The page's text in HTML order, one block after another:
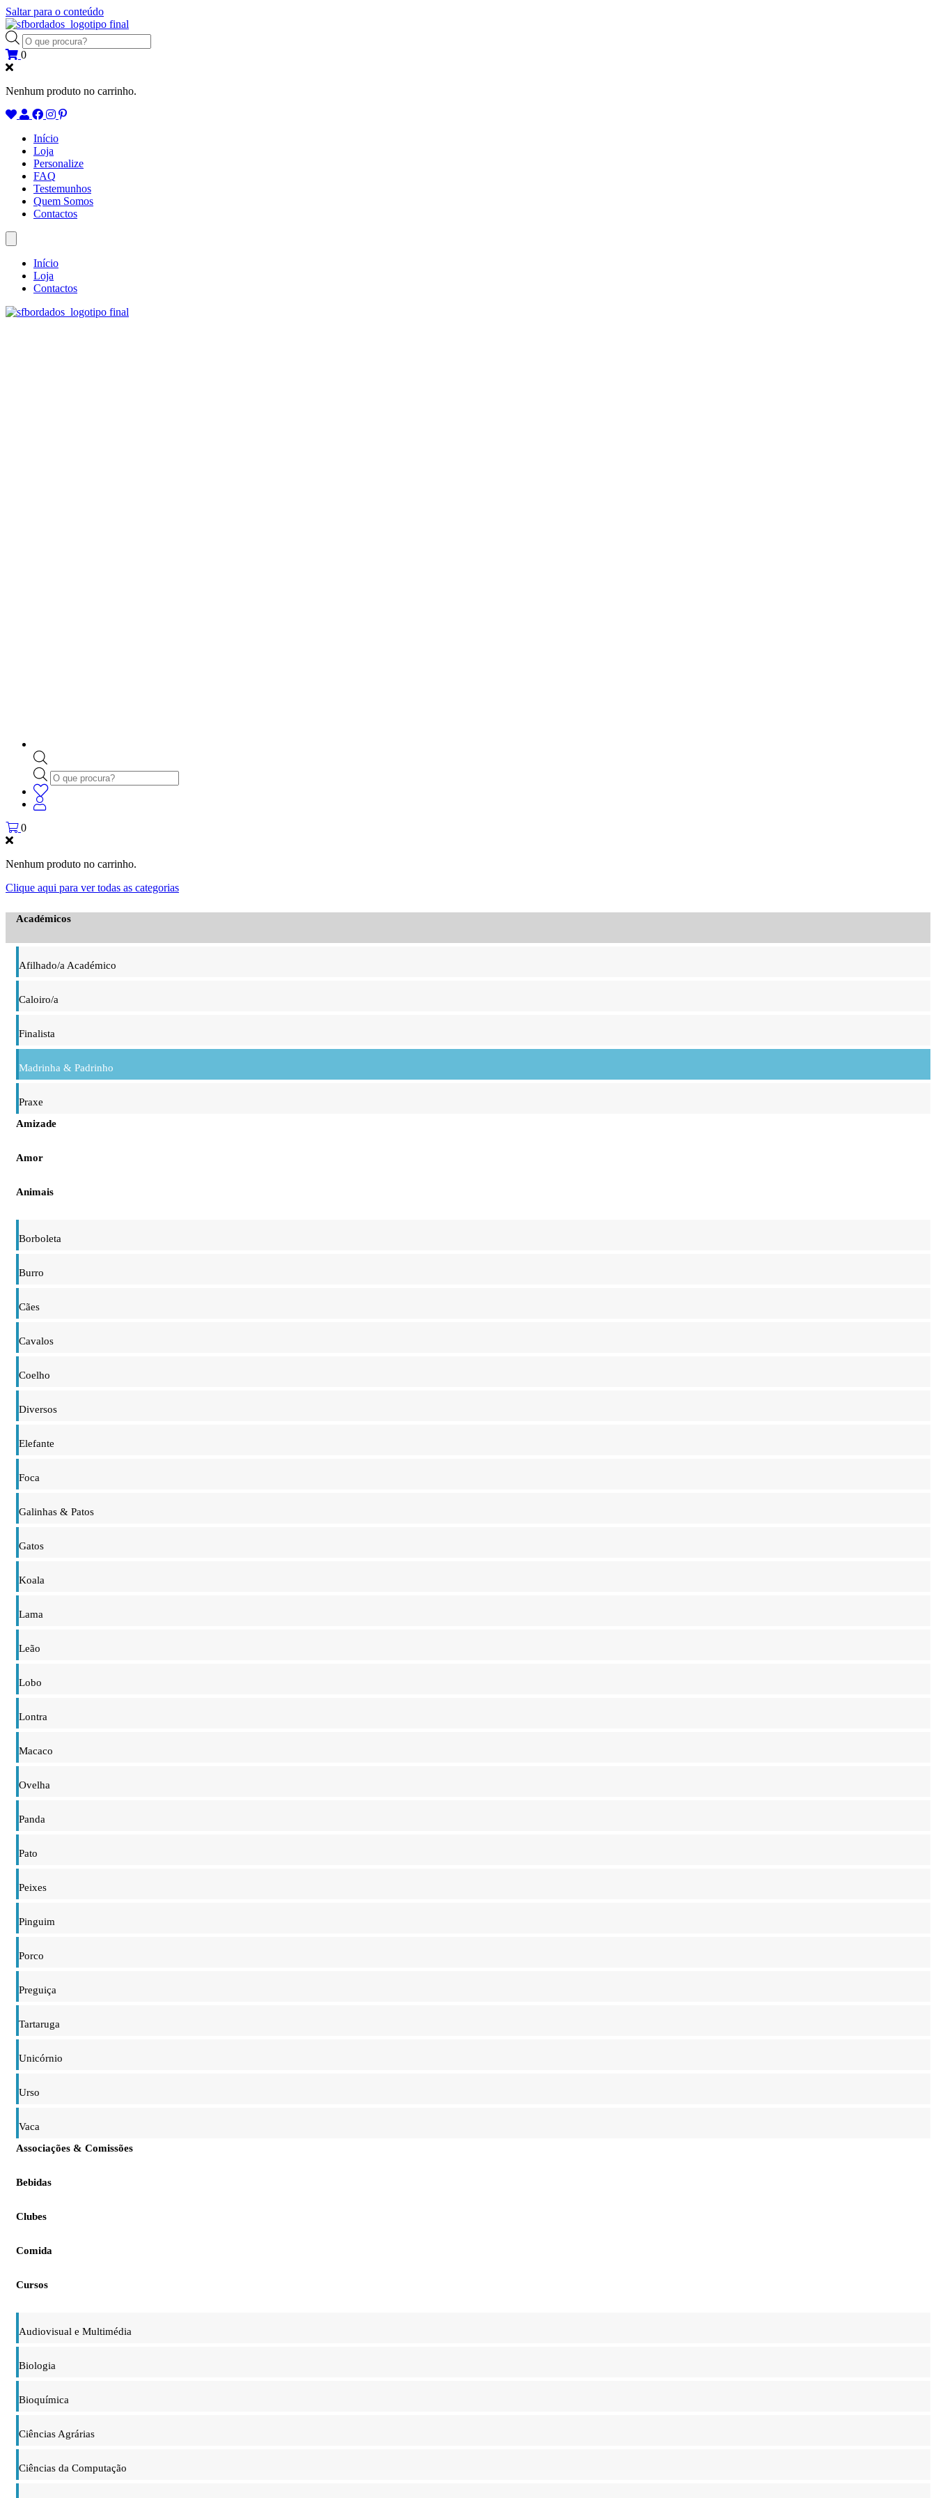
Saltar para o conteúdo
Products
search
0
Nenhum produto no carrinho.
Início
Loja
Personalize
FAQ
Testemunhos
Quem Somos
Contactos
Início
Loja
Contactos
Products
search
0
Nenhum produto no carrinho.
Clique aqui para ver todas as categorias
Académicos
Afilhado/a Académico
Caloiro/a
Finalista
Madrinha & Padrinho
Praxe
Amizade
Amor
Animais
Borboleta
Burro
Cães
Cavalos
Coelho
Diversos
Elefante
Foca
Galinhas & Patos
Gatos
Koala
Lama
Leão
Lobo
Lontra
Macaco
Ovelha
Panda
Pato
Peixes
Pinguim
Porco
Preguiça
Tartaruga
Unicórnio
Urso
Vaca
Associações & Comissões
Bebidas
Clubes
Comida
Cursos
Audiovisual e Multimédia
Biologia
Bioquímica
Ciências Agrárias
Ciências da Computação